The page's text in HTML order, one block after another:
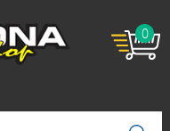
0